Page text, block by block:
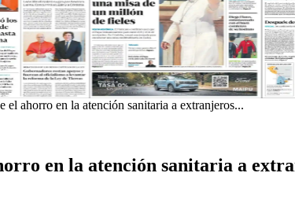
el ahorro en la atención sanitaria a extranjeros...
en la atención sanitaria a